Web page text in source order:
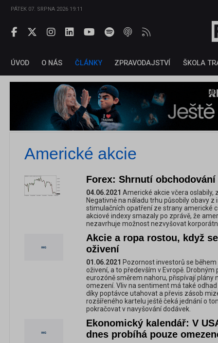
PÁTEK 07. SRPNA 2026 19:11
ÚVOD O NÁS ČLÁNKY ZPRAVODAJSTVÍ ŠKOLA
Americké akcie
Forex: Shrnutí obchodování
04.06.2021 Americké akcie včera oslabily,
Negativně na náladu trhu působily obavy
stimulačních opatření ze strany americké
akciové indexy smazaly po zprávě, že
nezavrhuje možnost nezvyšovat
Akcie a ropa rostou, když
oživení
01.06.2021 Pozornost investorů se
oživení, a to především v Evropě. Drobným
eurozóně směrem nahoru, přispívají plány
omezení. Vliv na sentiment má také odhad
díky poptávce utahovat a převis zásob
rozšířeného kartelu ještě čeká jednání o
pokračovat v navyšování dodávek.
Ekonomický kalendář: V
dnes probíhá pouze